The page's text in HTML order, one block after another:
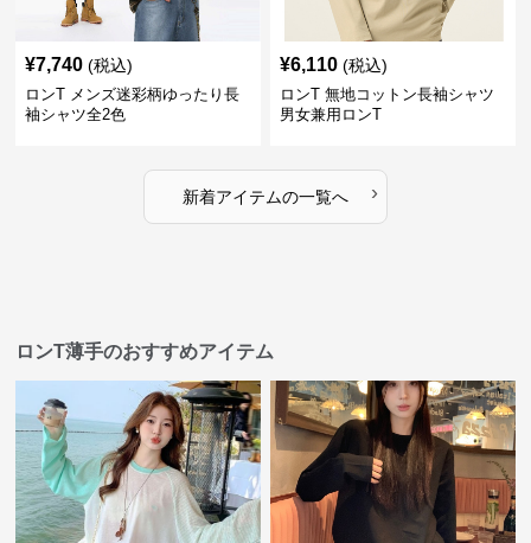
¥7,740 (税込)
ロンT メンズ迷彩柄ゆったり長
袖シャツ全2色
¥6,110 (税込)
ロンT 無地コットン長袖シャツ
男女兼用ロンT
新着アイテムの一覧へ ›
ロンT薄手のおすすめアイテム